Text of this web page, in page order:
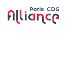
Skip to content